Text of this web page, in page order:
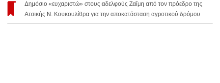
Δημόσιο «ευχαριστώ» στους αδελφούς Ζαΐμη από τον πρόεδρο της
Ατσικής Ν. Κουκουλίθρα για την αποκατάσταση αγροτικού δρόμου